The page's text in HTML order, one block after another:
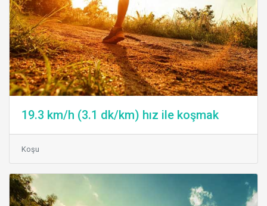
19.3 km/h (3.1 dk/km) hız ile koşmak
Koşu